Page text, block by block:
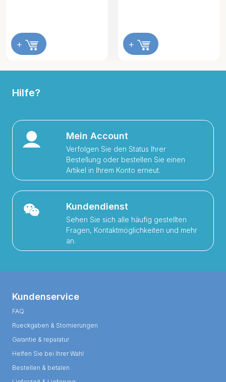
+ +
Hilfe?
Mein Account
Verfolgen Sie den Status Ihrer
Bestellung oder bestellen Sie einen
Artikel in Ihrem Konto erneut.
Kundendienst
Sehen Sie sich alle häufig gestellten
Fragen, Kontaktmöglichkeiten und mehr
an.
Kundenservice
FAQ
Rueckgaben & Stornierungen
Garantie & reparatur
Helfen Sie bei Ihrer Wahl
Bestellen & betalen